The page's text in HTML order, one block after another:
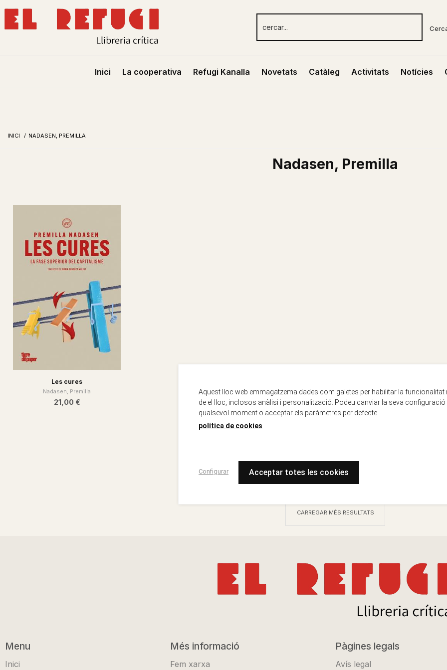
Inici La cooperativa Refugi Kanalla Novetats Catàleg Activitats Notícies
INICI / NADASEN, PREMILLA
Nadasen, Premilla
Les cures
Nadasen, Premilla
21,00 €
CARREGAR MÉS RESULTATS
Menu
Inici
Més informació
Fem xarxa
Pàgines legals
Avís legal
Aquest lloc web emmagatzema dades com galetes per habilitar la funcionalitat
de el lloc, inclosos anàlisi i personalització. Podeu canviar la seva configuració
qualsevol moment o acceptar els paràmetres per defecte.
política de cookies
Configurar Acceptar totes les cookies